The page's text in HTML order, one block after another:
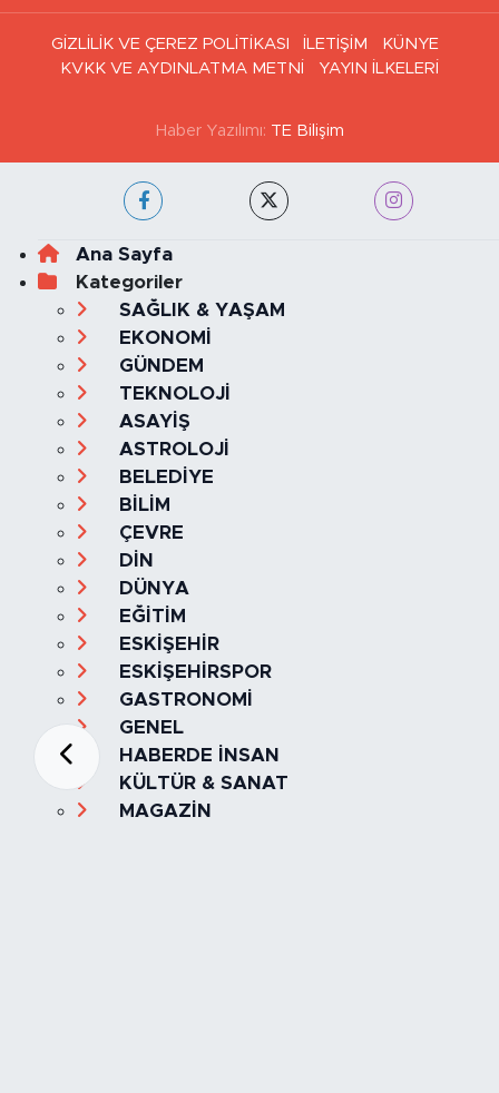
GİZLİLİK VE ÇEREZ POLİTİKASI İLETİŞİM
KÜNYE
KVKK VE AYDINLATMA METNİ
YAYIN İLKELERİ
Haber Yazılımı: TE Bilişim
Ana Sayfa
Kategoriler
SAĞLIK & YAŞAM
EKONOMİ
GÜNDEM
TEKNOLOJİ
ASAYİŞ
ASTROLOJİ
BELEDİYE
BİLİM
ÇEVRE
DİN
DÜNYA
EĞİTİM
ESKİŞEHİR
ESKİŞEHİRSPOR
GASTRONOMİ
GENEL
HABERDE İNSAN
KÜLTÜR & SANAT
MAGAZİN